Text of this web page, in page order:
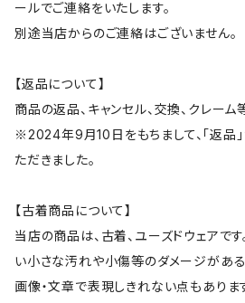
ールでご連絡をいたします。
別途当店からのご連絡はございません。
【返品について】
商品の返品、キャンセル、交換、クレー
※2024年9月10日をもちまして、「返品
ただきました。
【古着商品について】
当店の商品は、古着、ユーズドウェアで
い小さな汚れや小傷等のダメージがある
画像・文章で表現しきれない点もありま